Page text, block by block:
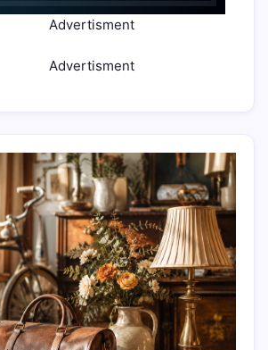
Advertisment
Advertisment